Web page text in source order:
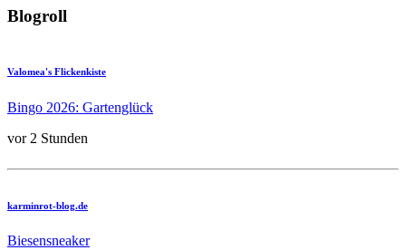
Blogroll
Valomea's Flickenkiste
Bingo 2026: Gartenglück
vor 2 Stunden
karminrot-blog.de
Biesensneaker